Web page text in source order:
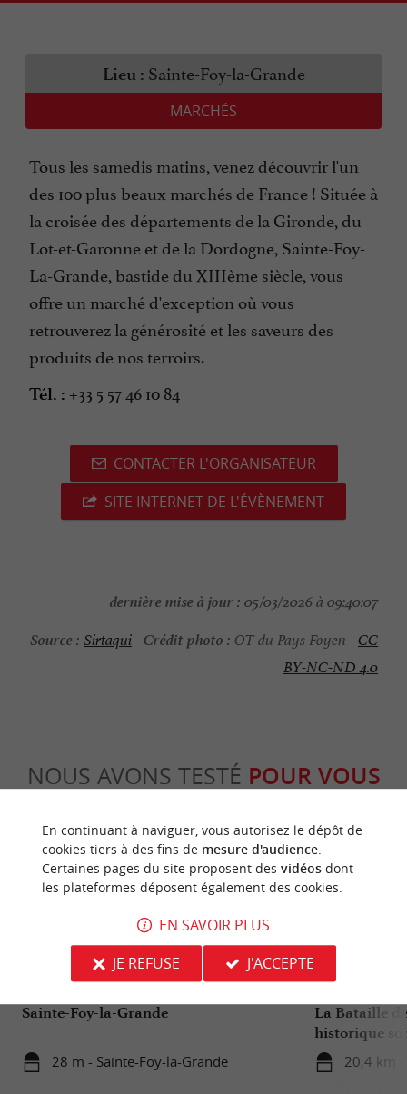
Lieu : Sainte-Foy-la-Grande
MARCHÉS
Tous les samedis matins, venez découvrir l'un
des 100 plus beaux marchés de France ! Située à
la croisée des départements de la Gironde, du
Lot-et-Garonne et de la Dordogne, Sainte-Foy-
La-Grande, bastide du XIIIème siècle, vous
offre un marché d'exception où vous
retrouverez la générosité et les saveurs des
produits de nos terroirs.
Tél. : +33 5 57 46 10 84
CONTACTER L'ORGANISATEUR
SITE INTERNET DE L'ÉVÈNEMENT
dernière mise à jour : 05/03/2026 à 09:40:07
Source : Sirtaqui-Crédit photo : OT du Pays Foyen -CC
BY-NC-ND 4.0
NOUS AVONS TESTÉ POUR VOUS
Sainte-Foy-la-Grande
28 m - Sainte-Foy-la-Grande
Culturelle
La Bataille
historique
20,4 km
En continuant à naviguer, vous autorisez le dépôt de
cookies tiers à des fins de mesure d'audience.
Certaines pages du site proposent des vidéosdont
les plateformes déposent également des cookies.
EN SAVOIR PLUS
JE REFUSE
J'ACCEPTE